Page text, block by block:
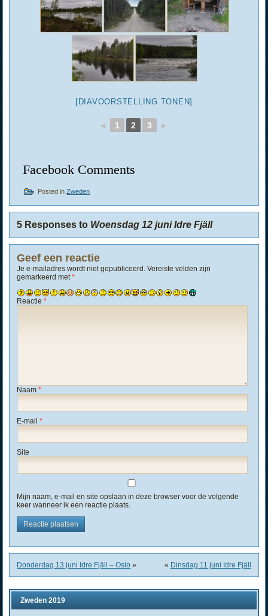
[DIAVOORSTELLING TONEN]
◄ 1 2 3 ►
Facebook Comments
Posted in Zweden
5 Responses to Woensdag 12 juni Idre Fjäll
Geef een reactie
Je e-mailadres wordt niet gepubliceerd. Vereiste velden zijn
gemarkeerd met*
Reactie*
Naam*
E-mail*
Site
Mijn naam, e-mail en site opslaan in deze browser voor de volgende
keer wanneer ik een reactie plaats.
Donderdag 13 juni Idre Fjäll – Oslo » « Dinsdag 11 juni Idre Fjäll
Zweden 2019